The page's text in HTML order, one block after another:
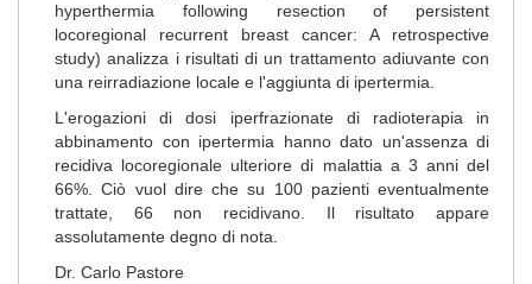
hyperthermia following resection of persistent
locoregional recurrent breast cancer: A retrospective
study) analizza i risultati di un trattamento adiuvante con
una reirradiazione locale e l'aggiunta di ipertermia.
L'erogazioni di dosi iperfrazionate di radioterapia in
abbinamento con ipertermia hanno dato un'assenza di
recidiva locoregionale ulteriore di malattia a 3 anni del
66%. Ciò vuol dire che su 100 pazienti eventualmente
trattate, 66 non recidivano. Il risultato appare
assolutamente degno di nota.
Dr. Carlo Pastore